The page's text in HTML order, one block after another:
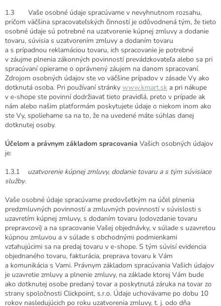
1.3 Vaše osobné údaje spracúvame v nevyhnutnom rozsahu,
pričom väčšina spracovateľských činností je odôvodnená tým, že tieto
osobné údaje sú potrebné na uzatvorenie kúpnej zmluvy a dodanie
tovaru, súvisia s uzatvorením zmluvy a dodaním tovaru
a s prípadnou reklamáciou tovaru, ich spracovanie je potrebné
v záujme plnenia zákonných povinností prevádzkovateľa alebo sa pri
spracúvaní opierame o oprávnený záujem na danom spracovaní.
Zdrojom osobných údajov ste vo väčšine prípadov v zásade Vy ako
dotknutá osoba. Pri používaní stránky www.kmart.sk a pri nákupe
v e-shope ste povinní dodržiavať tieto pravidlá, preto v prípade ak
nám alebo našim platformám poskytujete údaje o niekom inom ako
ste Vy, spoliehame sa na to, že na uvedené máte súhlas danej
dotknutej osoby.
Účelom a právnym základom spracovania Vašich osobných údajov
je:
1.3.1 uzatvorenie kúpnej zmluvy, dodanie tovaru a s tým súvisiace
služby.
Vaše osobné údaje spracúvame predovšetkým na účel plnenia
predzmluvných povinností a zmluvných povinností v súvislosti s
uzavretím kúpnej zmluvy, s dodaním tovaru (odovzdanie tovaru
prepravcovi) a na spracovanie Vašej objednávky, v súlade s uzavretou
kúpnou zmluvou a v súlade s obchodnými podmienkami
vzťahujúcimi sa na predaj tovaru v e-shope. S tým súvisí evidencia
objednaného tovaru, fakturácia, preprava tovaru k Vám
a komunikácia s Vami. Právnym základom spracúvania Vašich údajov
je uzavretie zmluvy a plnenie zmluvy, na základe ktorej Vám bude
ako dotknutej osobe predaný tovar a poskytnutá záruka na tovar zo
strany spoločnosti Clickpoint, s.r.o. Údaje uchovávame po dobu 10
rokov nasledujúcich po roku uzatvorenia zmluvy, t. j. odo dňa